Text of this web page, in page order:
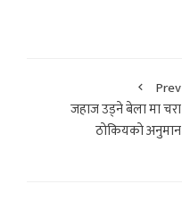
Prev
जहाज उड्ने बेला मा चरा
ठाेकियकाे अनुमान